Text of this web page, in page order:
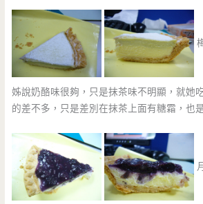
姊說奶酪味很夠，只是抹茶味不明顯，就她
的差不多，只是差別在抹茶上面有糖霜，也